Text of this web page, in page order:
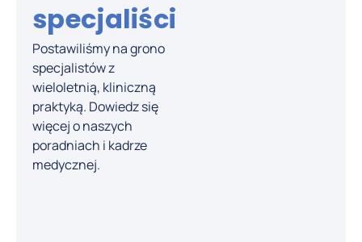
specjaliści
Postawiliśmy na grono
specjalistów z
wieloletnią, kliniczną
praktyką. Dowiedz się
więcej o naszych
poradniach i kadrze
medycznej.